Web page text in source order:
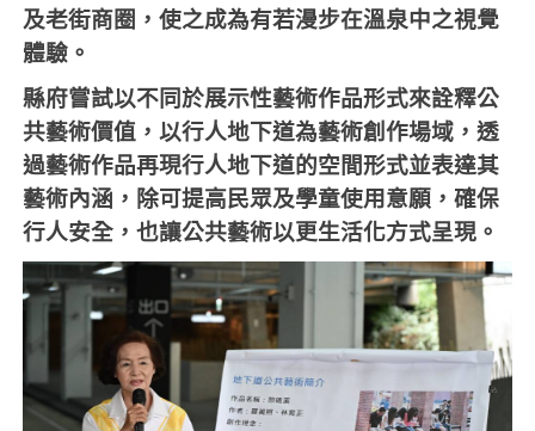
及老街商圈，使之成為有若漫步在溫泉中之視覺
體驗。
縣府嘗試以不同於展示性藝術作品形式來詮釋公
共藝術價值，以行人地下道為藝術創作場域，透
過藝術作品再現行人地下道的空間形式並表達其
藝術內涵，除可提高民眾及學童使用意願，確保
行人安全，也讓公共藝術以更生活化方式呈現。